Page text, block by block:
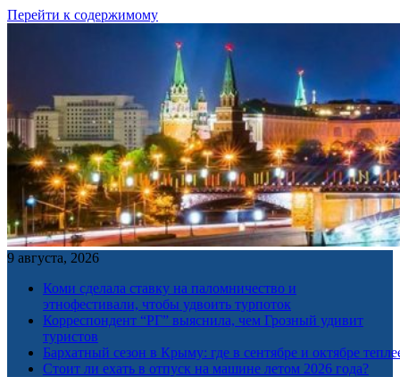
Перейти к содержимому
9 августа, 2026
Коми сделала ставку на паломничество и
этнофестивали, чтобы удвоить турпоток
Корреспондент “РГ” выяснила, чем Грозный удивит
туристов
Бархатный сезон в Крыму: где в сентябре и октябре
Стоит ли ехать в отпуск на машине летом 2026 года?